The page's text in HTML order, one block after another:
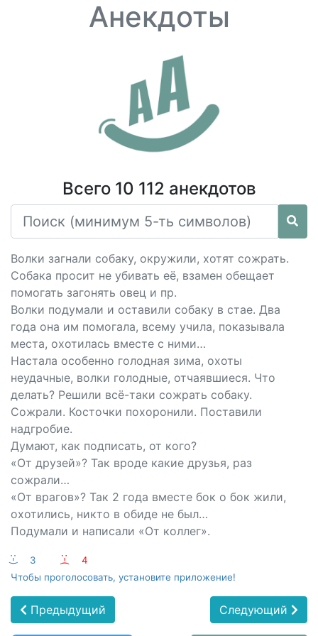
Анекдоты
Всего 10 112 анекдотов
Волки загнали собаку, окружили, хотят сожрать.
Собака просит не убивать её, взамен обещает
помогать загонять овец и пр.
Волки подумали и оставили собаку в стае. Два
года она им помогала, всему учила, показывала
места, охотилась вместе с ними…
Настала особенно голодная зима, охоты
неудачные, волки голодные, отчаявшиеся. Что
делать? Решили всё-таки сожрать собаку.
Сожрали. Косточки похоронили. Поставили
надгробие.
Думают, как подписать, от кого?
«От друзей»? Так вроде какие друзья, раз
сожрали…
«От врагов»? Так 2 года вместе бок о бок жили,
охотились, никто в обиде не был…
Подумали и написали «От коллег».
:-) 3 :-(
4
Чтобы проголосовать, установите приложение!
Предыдущий Следующий